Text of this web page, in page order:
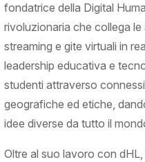
fondatrice della Digital
rivoluzionaria che collega
streaming e gite virtuali in
leadership educativa e
studenti attraverso
geografiche ed etiche,
idee diverse da tutto il
Oltre al suo lavoro con